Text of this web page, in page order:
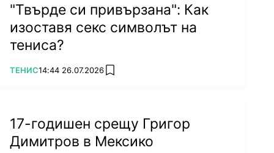
"Твърде си привързана": Как
изоставя секс символът на
тениса?
ПОВЕЧЕ ОТ
ТЕНИС14:44 26.07.2026 add favorites
17-годишен срещу Григор
Димитров в Мексико